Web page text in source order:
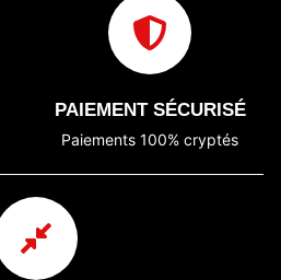
PAIEMENT SÉCURISÉ
Paiements 100% cryptés